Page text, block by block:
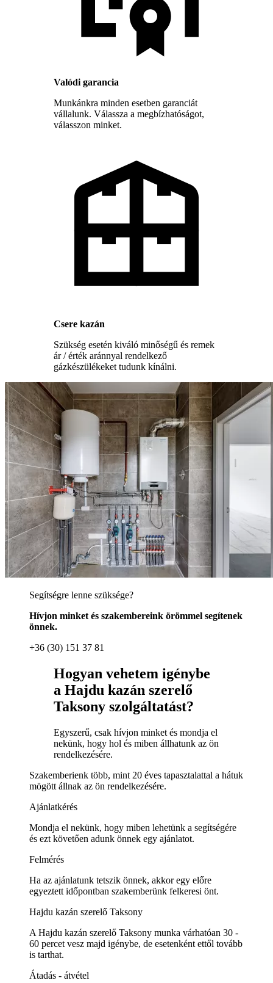
Valódi garancia
Munkánkra minden esetben garanciát
vállalunk. Válassza a megbízhatóságot,
válasszon minket.
Csere kazán
Szükség esetén kiváló minőségű és remek
ár / érték aránnyal rendelkező
gázkészülékeket tudunk kínálni.
Segítségre lenne szüksége?
Hívjon minket és szakembereink örömmel segítenek
önnek.
+36 (30) 151 37 81
Hogyan vehetem igénybe
a Hajdu kazán szerelő
Taksony szolgáltatást?
Egyszerű, csak hívjon minket és mondja el
nekünk, hogy hol és miben állhatunk az ön
rendelkezésére.
Szakemberienk több, mint 20 éves tapasztalattal a hátuk
mögött állnak az ön rendelkezésére.
Ajánlatkérés
Mondja el nekünk, hogy miben lehetünk a segítségére
és ezt követően adunk önnek egy ajánlatot.
Felmérés
Ha az ajánlatunk tetszik önnek, akkor egy előre
egyeztett időpontban szakemberünk felkeresi önt.
Hajdu kazán szerelő Taksony
A Hajdu kazán szerelő Taksony munka várhatóan 30 -
60 percet vesz majd igénybe, de esetenként ettől tovább
is tarthat.
Átadás - átvétel